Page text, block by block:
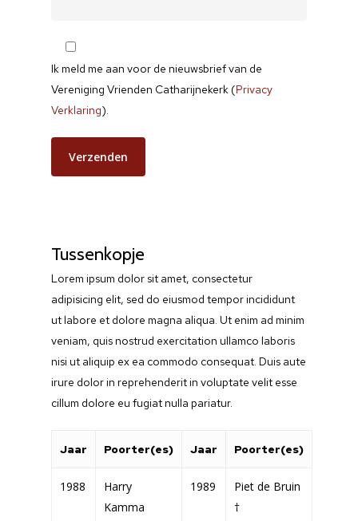
Ik meld me aan voor de nieuwsbrief van de
Vereniging Vrienden Catharijnekerk (Privacy
Verklaring).
Tussenkopje
Lorem ipsum dolor sit amet, consectetur
adipisicing elit, sed do eiusmod tempor incididunt
ut labore et dolore magna aliqua. Ut enim ad minim
veniam, quis nostrud exercitation ullamco laboris
nisi ut aliquip ex ea commodo consequat. Duis aute
irure dolor in reprehenderit in voluptate velit esse
cillum dolore eu fugiat nulla pariatur.
Jaar Poorter(es) Jaar Poorter(es)
1988
Harry
Kamma
1989
Piet de Bruin
†